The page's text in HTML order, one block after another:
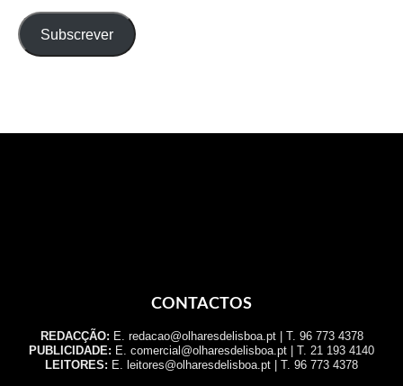
email
Subscrever
CONTACTOS
REDACÇÃO: E. redacao@olharesdelisboa.pt | T. 96 773 4378
PUBLICIDADE: E. comercial@olharesdelisboa.pt | T. 21 193 4140
LEITORES: E. leitores@olharesdelisboa.pt | T. 96 773 4378